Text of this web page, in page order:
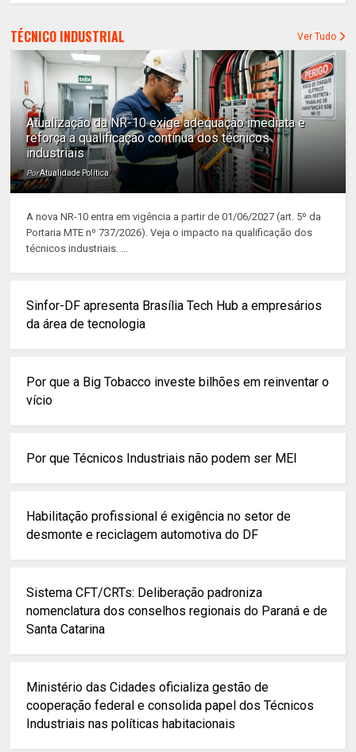
TÉCNICO INDUSTRIAL Ver Tudo
Atualização da NR-10 exige adequação imediata e
reforça a qualificação contínua dos técnicos
industriais
PorAtualidade Política
A nova NR-10 entra em vigência a partir de 01/06/2027 (art. 5º da
Portaria MTE nº 737/2026). Veja o impacto na qualificação dos
técnicos industriais. ...
Sinfor-DF apresenta Brasília Tech Hub a empresários
da área de tecnologia
Por que a Big Tobacco investe bilhões em reinventar o
vício
Por que Técnicos Industriais não podem ser MEI
Habilitação profissional é exigência no setor de
desmonte e reciclagem automotiva do DF
Sistema CFT/CRTs: Deliberação padroniza
nomenclatura dos conselhos regionais do Paraná e de
Santa Catarina
Ministério das Cidades oficializa gestão de
cooperação federal e consolida papel dos Técnicos
Industriais nas políticas habitacionais